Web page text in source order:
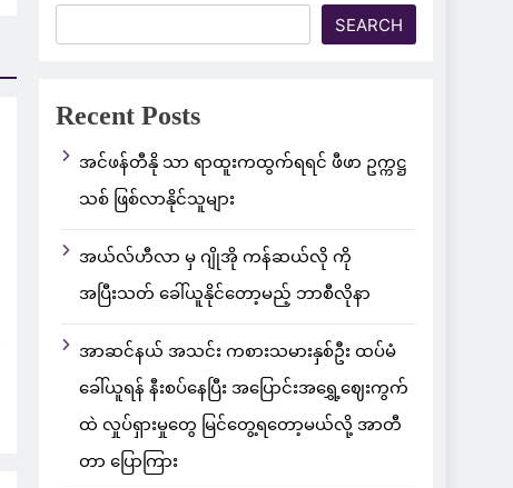
SEARCH
Recent Posts
အင်ဖန်တီနို သာ ရာထူးကထွက်ရရင် ဖီဖာ ဥက္ကဋ္ဌ
သစ် ဖြစ်လာနိုင်သူများ
အယ်လ်ဟီလာ မှ ဂျိုအို ကန်ဆယ်လို ကို
အပြီးသတ် ခေါ်ယူနိုင်တော့မည့် ဘာစီလိုနာ
အာဆင်နယ် အသင်း ကစားသမားနှစ်ဦး ထပ်မံ
ခေါ်ယူရန် နီးစပ်နေပြီး အပြောင်းအရွှေ့ဈေးကွက်
ထဲ လှုပ်ရှားမှုတွေ မြင်တွေ့ရတော့မယ်လို့ အာတီ
တာ ပြောကြား